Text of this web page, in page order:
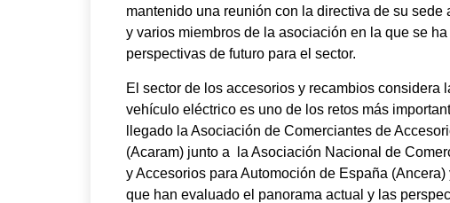
mantenido una reunión con la directiva de su
y varios miembros de la asociación en la que se
perspectivas de futuro para el sector.
El sector de los accesorios y recambios considera
vehículo eléctrico es uno de los retos más
llegado la Asociación de Comerciantes de
(Acaram) junto a la Asociación Nacional de
y Accesorios para Automoción de España
que han evaluado el panorama actual y las